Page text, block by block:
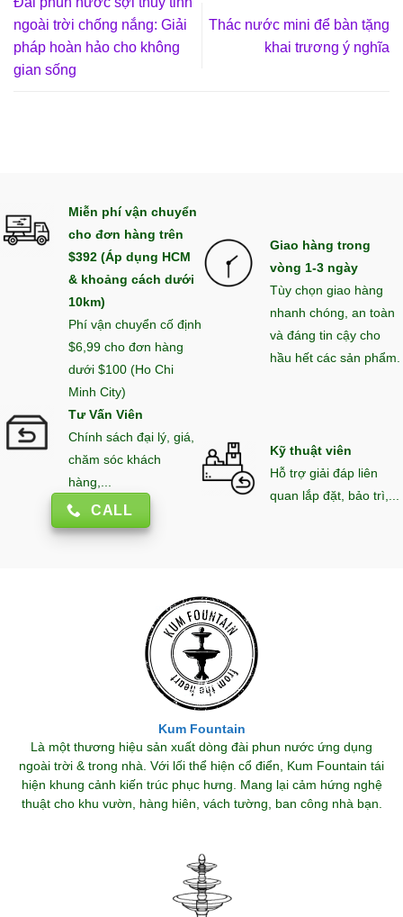
ngoài trời chống nắng: Giải
pháp hoàn hảo cho không
gian sống
Thác nước mini để bàn tặng
khai trương ý nghĩa
Miễn phí vận chuyển
cho đơn hàng trên
$392 (Áp dụng HCM
& khoảng cách dưới
10km)
Phí vận chuyển cố định
$6,99 cho đơn hàng
dưới $100 (Ho Chi
Minh City)
Giao hàng trong
vòng 1-3 ngày
Tùy chọn giao hàng
nhanh chóng, an toàn
và đáng tin cậy cho
hầu hết các sản phẩm.
Tư Vấn Viên
Chính sách đại lý, giá,
chăm sóc khách
hàng,...
CALL
Kỹ thuật viên
Hỗ trợ giải đáp liên
quan lắp đặt, bảo trì,...
Kum Fountain
Là một thương hiệu sản xuất dòng đài phun nước ứng dụng
ngoài trời & trong nhà. Với lối thể hiện cổ điển, Kum Fountain tái
hiện khung cảnh kiến trúc phục hưng. Mang lại cảm hứng nghệ
thuật cho khu vườn, hàng hiên, vách tường, ban công nhà bạn.